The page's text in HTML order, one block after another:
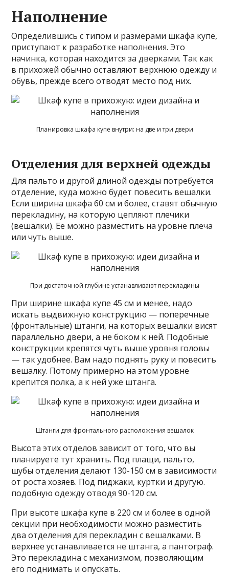
Наполнение
Определившись с типом и размерами шкафа купе,
приступают к разработке наполнения. Это
начинка, которая находится за дверками. Так как
в прихожей обычно оставляют верхнюю одежду и
обувь, прежде всего отводят место под них.
Планировка шкафа купе внутри: на две и три двери
Отделения для верхней одежды
Для пальто и другой длиной одежды потребуется
отделение, куда можно будет повесить вешалки.
Если ширина шкафа 60 см и более, ставят обычную
перекладину, на которую цепляют плечики
(вешалки). Ее можно разместить на уровне плеча
или чуть выше.
При достаточной глубине устанавливают перекладины
При ширине шкафа купе 45 см и менее, надо
искать выдвижную конструкцию — поперечные
(фронтальные) штанги, на которых вешалки висят
параллельно двери, а не боком к ней. Подобные
конструкции крепятся чуть выше уровня головы
— так удобнее. Вам надо поднять руку и повесить
вешалку. Потому примерно на этом уровне
крепится полка, а к ней уже штанга.
Штанги для фронтального расположения вешалок
Высота этих отделов зависит от того, что вы
планируете тут хранить. Под плащи, пальто,
шубы отделения делают 130-150 см в зависимости
от роста хозяев. Под пиджаки, куртки и другую.
подобную одежду отводя 90-120 см.
При высоте шкафа купе в 220 см и более в одной
секции при необходимости можно разместить
два отделения для перекладин с вешалками. В
верхнее устанавливается не штанга, а пантограф.
Это перекладина с механизмом, позволяющим
его поднимать и опускать.